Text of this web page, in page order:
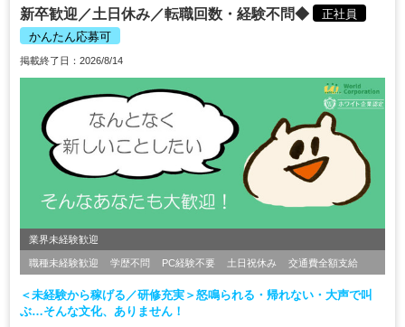
新卒歓迎／土日休み／転職回数・経験不問◆
正社員
かんたん応募可
掲載終了日：2026/8/14
業界未経験歓迎
職種未経験歓迎 学歴不問 PC経験不要 土日祝休み 交通費全額支給
＜未経験から稼げる／研修充実＞怒鳴られる・帰れない・大声で叫
ぶ…そんな文化、ありません！